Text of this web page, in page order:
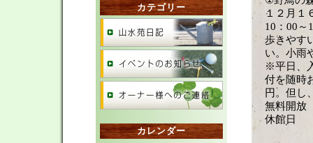
１２月１
10：00
歩きやす
い。小雨
※平日、
付を随時
円。但し
無料開放
休館
カテゴリー
カレンダー